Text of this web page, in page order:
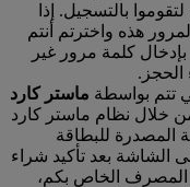
بالتسجيل. إذا
هذه واخترتم أنتم
بإدخال كلمة مرور غير
الحجز.
تتم بواسطة ماستر كارد
خلال نظام ماستر كارد
للبطاقة
الشاشة بعد تأكيد شراء
الخاص بكم،